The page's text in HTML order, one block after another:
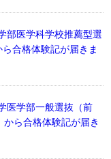
部医学科学校推薦型選
合格体験記が届きま
医学部一般選抜（前
ら合格体験記が届き